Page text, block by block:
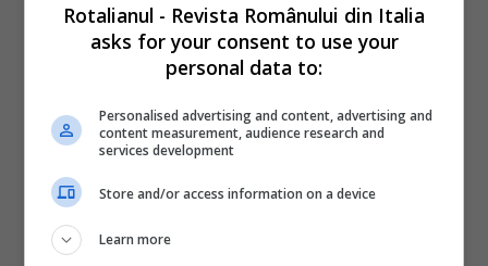
Rotalianul - Revista Românului din Italia
asks for your consent to use your
personal data to:
Personalised advertising and content, advertising and
content measurement, audience research and
services development
Store and/or access information on a device
Learn more